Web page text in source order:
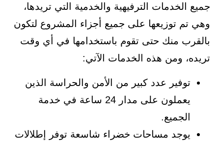
جميع الخدمات الترفيهية والخدمية التي تريدها،
وهي تم توزيعها على جميع أجزاء المشروع لتكون
بالقرب منك حتى تقوم باستخدامها في أي وقت
تريده، ومن هذه الخدمات الآتي:
توفير عدد كبير من الأمن والحراسة الذين
يعملون على مدار 24 ساعة في خدمة
الجميع.
يوجد مساحات خضراء شاسعة توفر إطلالات